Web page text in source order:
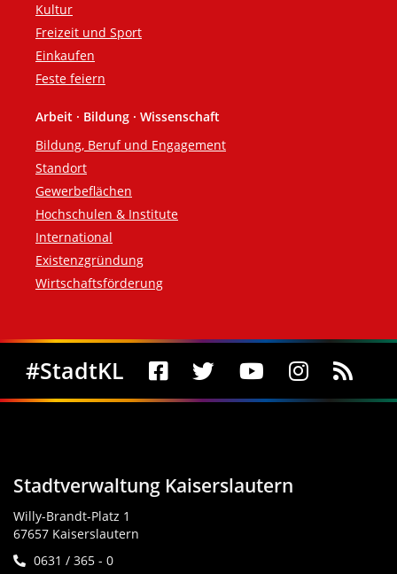
Kultur
Freizeit und Sport
Einkaufen
Feste feiern
Arbeit · Bildung · Wissenschaft
Bildung, Beruf und Engagement
Standort
Gewerbeflächen
Hochschulen & Institute
International
Existenzgründung
Wirtschaftsförderung
Social Media
#StadtKL
Stadtverwaltung Kaiserslautern
Willy-Brandt-Platz 1
67657 Kaiserslautern
0631 / 365 - 0